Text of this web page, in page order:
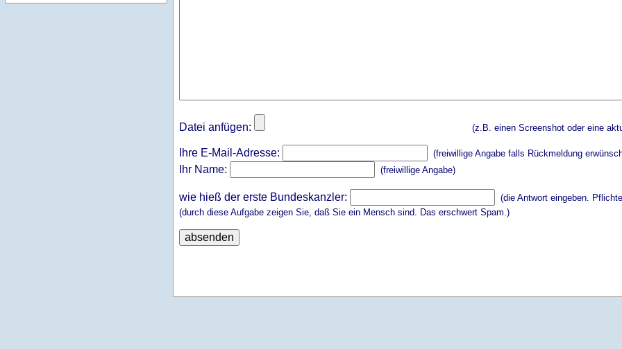
Datei anfügen: (z.B. einen Screenshot oder eine
Ihre E-Mail-Adresse: (freiwillige Angabe falls Rückmeldung
Ihr Name: (freiwillige Angabe)
wie hieß der erste Bundeskanzler:
(die Antwort eingeben.
(durch diese Aufgabe zeigen Sie, daß Sie ein Mensch sind. Das erschwert Spam.)